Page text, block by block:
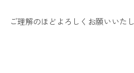
ご理解のほどよろしくお願いいたし